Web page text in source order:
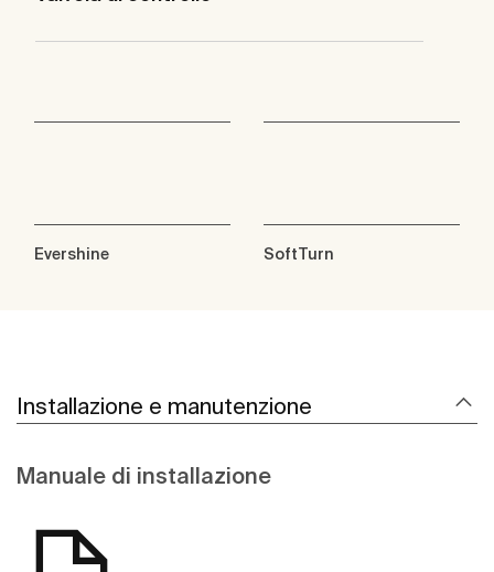
Evershine SoftTurn
Installazione e manutenzione
Manuale di installazione